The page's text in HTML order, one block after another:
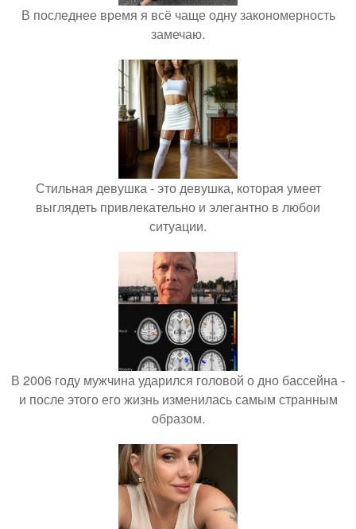
В последнее время я всё чаще одну закономерность
замечаю.
Стильная девушка - это девушка, которая умеет
выглядеть привлекательно и элегантно в любои
ситуации.
В 2006 году мужчина ударился головой о дно бассейна -
и после этого его жизнь изменилась самым странным
образом.